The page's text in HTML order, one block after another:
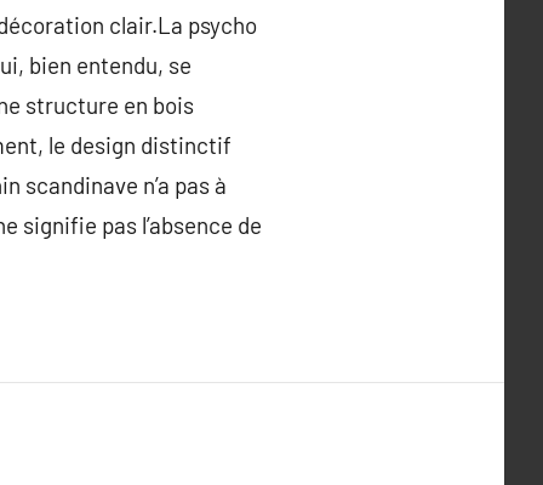
clair.La psycho
bien entendu, se
structure en bois
le design distinctif
scandinave n’a pas à
signifie pas l’absence de